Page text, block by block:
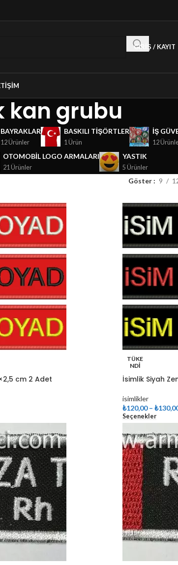
GIRIŞ / KAYIT
kan grubu
BAYRAKLAR
12 Ürünler
BASKILI TIŞÖRTLER
1 Ürün
İŞ
12
OTOMOBIL LOGO ARMALARI
21 Ürünler
YASTIK
5 Ürünler
Göster 9
cm 2 Adet
TÜKE
NDI
İsimlik Siyah
isimlikler
₺120,00 – ₺
Seçenekler